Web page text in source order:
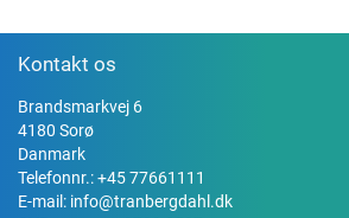
Kontakt os
Brandsmarkvej 6
4180 Sorø
Danmark
Telefonnr.:+45 77661111
E-mail: info@tranbergdahl.dk